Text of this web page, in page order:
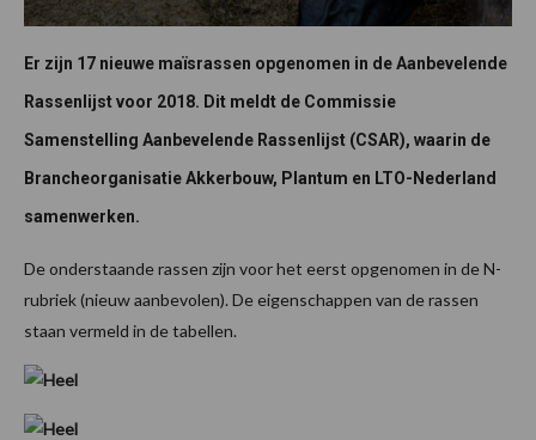
Er zijn 17 nieuwe maïsrassen opgenomen in de Aanbevelende
Rassenlijst voor 2018. Dit meldt de Commissie
Samenstelling Aanbevelende Rassenlijst (CSAR), waarin de
Brancheorganisatie Akkerbouw, Plantum en LTO-Nederland
samenwerken.
De onderstaande rassen zijn voor het eerst opgenomen in de N-
rubriek (nieuw aanbevolen). De eigenschappen van de rassen
staan vermeld in de tabellen.